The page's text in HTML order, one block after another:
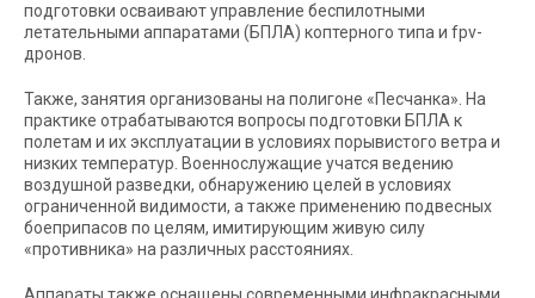
подготовки осваивают управление беспилотными
летательными аппаратами (БПЛА) коптерного типа и fpv-
дронов.
Также, занятия организованы на полигоне «Песчанка». На
практике отрабатываются вопросы подготовки БПЛА к
полетам и их эксплуатации в условиях порывистого ветра и
низких температур. Военнослужащие учатся ведению
воздушной разведки, обнаружению целей в условиях
ограниченной видимости, а также применению подвесных
боеприпасов по целям, имитирующим живую силу
«противника» на различных расстояниях.